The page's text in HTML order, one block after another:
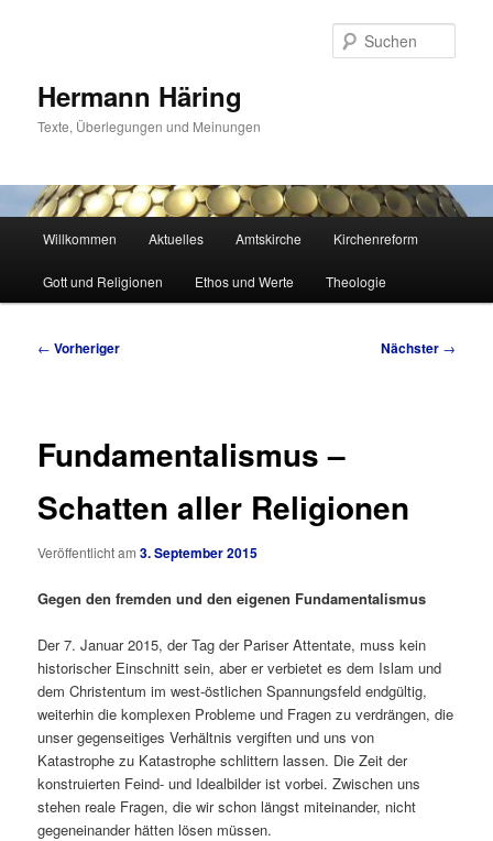
Hermann Häring
Texte, Überlegungen und Meinungen
Willkommen Aktuelles Amtskirche Kirchenreform
Gott und Religionen Ethos und Werte Theologie
Beitragsnavigation
← Vorheriger Nächster →
Fundamentalismus –
Schatten aller Religionen
Veröffentlicht am3. September 2015
Gegen den fremden und den eigenen Fundamentalismus
Der 7. Januar 2015, der Tag der Pariser Attentate, muss kein
historischer Einschnitt sein, aber er verbietet es dem Islam und
dem Christentum im west-östlichen Spannungsfeld endgültig,
weiterhin die komplexen Probleme und Fragen zu verdrängen, die
unser gegenseitiges Verhältnis vergiften und uns von
Katastrophe zu Katastrophe schlittern lassen. Die Zeit der
konstruierten Feind- und Idealbilder ist vorbei. Zwischen uns
stehen reale Fragen, die wir schon längst miteinander, nicht
gegeneinander hätten lösen müssen.